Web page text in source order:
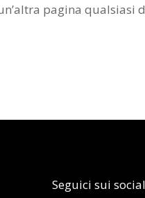
pagina qualsiasi
Seguici sui